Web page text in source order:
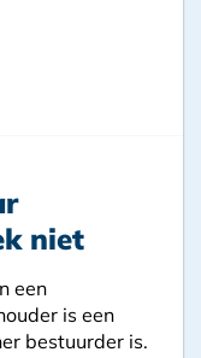
niet
een
is een
bestuurder is.